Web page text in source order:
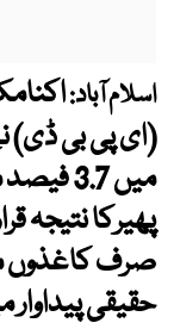
اسلام آباد:
(ای پی بی ڈی)
میں
پھیرکا نتیجہ
صرف کاغذوں
حقیقی پیداوار